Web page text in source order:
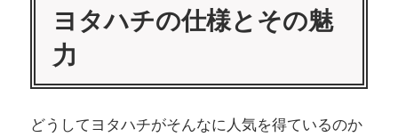
ヨタハチの仕様とその魅
力
どうしてヨタハチがそんなに人気を得ているのか